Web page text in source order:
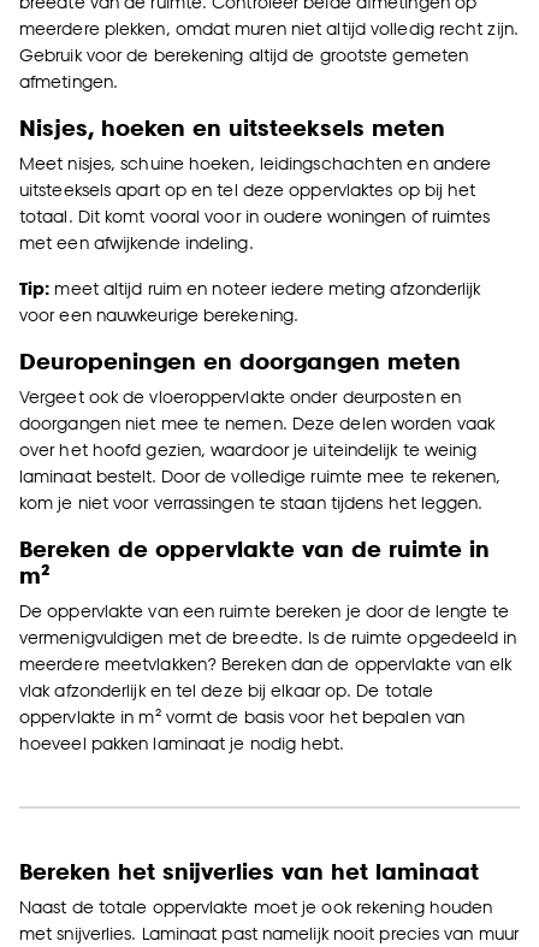
meerdere plekken, omdat muren niet altijd volledig recht zijn.
Gebruik voor de berekening altijd de grootste gemeten
afmetingen.
Nisjes, hoeken en uitsteeksels meten
Meet nisjes, schuine hoeken, leidingschachten en andere
uitsteeksels apart op en tel deze oppervlaktes op bij het
totaal. Dit komt vooral voor in oudere woningen of ruimtes
met een afwijkende indeling.
Tip:meet altijd ruim en noteer iedere meting afzonderlijk
voor een nauwkeurige berekening.
Deuropeningen en doorgangen meten
Vergeet ook de vloeroppervlakte onder deurposten en
doorgangen niet mee te nemen. Deze delen worden vaak
over het hoofd gezien, waardoor je uiteindelijk te weinig
laminaat bestelt. Door de volledige ruimte mee te rekenen,
kom je niet voor verrassingen te staan tijdens het leggen.
Bereken de oppervlakte van de ruimte in
m²
De oppervlakte van een ruimte bereken je door de lengte te
vermenigvuldigen met de breedte. Is de ruimte opgedeeld in
meerdere meetvlakken? Bereken dan de oppervlakte van elk
vlak afzonderlijk en tel deze bij elkaar op. De totale
oppervlakte in m² vormt de basis voor het bepalen van
hoeveel pakken laminaat je nodig hebt.
Bereken het snijverlies van het laminaat
Naast de totale oppervlakte moet je ook rekening houden
met snijverlies. Laminaat past namelijk nooit precies van muur